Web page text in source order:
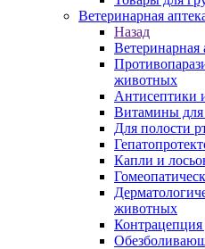
Ветеринарная
Назад
Ветеринарная
животных
Антисептики
Витамины
Для полости
Капли и
животных